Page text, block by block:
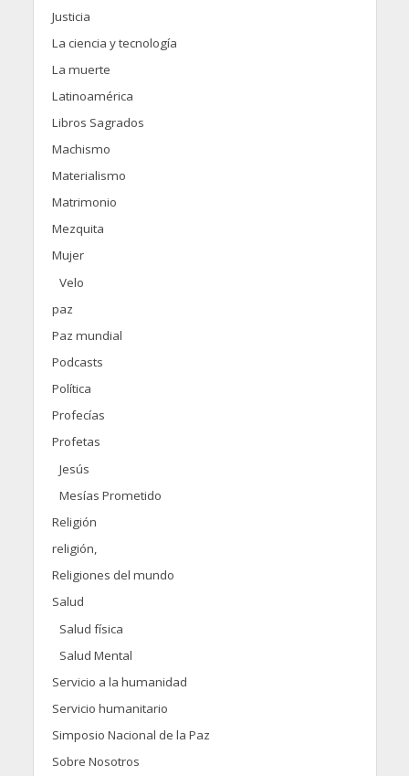
Justicia
La ciencia y tecnología
La muerte
Latinoamérica
Libros Sagrados
Machismo
Materialismo
Matrimonio
Mezquita
Mujer
Velo
paz
Paz mundial
Podcasts
Política
Profecías
Profetas
Jesús
Mesías Prometido
Religión
religión,
Religiones del mundo
Salud
Salud física
Salud Mental
Servicio a la humanidad
Servicio humanitario
Simposio Nacional de la Paz
Sobre Nosotros